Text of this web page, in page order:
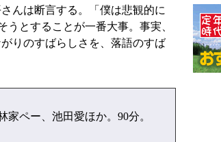
んは断言する。「僕は悲観的に
とすることが一番大事。事実、
りのすばらしさを、落語のすば
ペー、池田愛ほか。90分。